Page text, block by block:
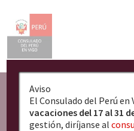
contenido
Aviso
El Consulado del Perú en
vacaciones del 17 al 31
gestión, diríjanse al